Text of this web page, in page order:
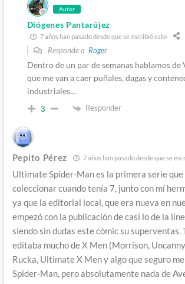
Autor
Diógenes Pantarújez
7 años han pasado desde que se escribió esto
Responde a Roger
Dentro de un par de semanas hablamos de
que me van a caer puñales, dagas y
industriales…
3 Responder
Pepito Pérez 7 años han pasado desde que se
Ultimate Spider-Man es la primera serie que
coleccionar cuando tenía 7, junto con mí
ya que la editorial local, que era nueva en
empezó con la publicación de casi lo de la
siendo sin dudas este cómic su superventas.
editaba mucho de X Men (Morrison,
Rucka, Ultimate X Men y algo que seguro
Spider-Man, pero absolutamente nada de